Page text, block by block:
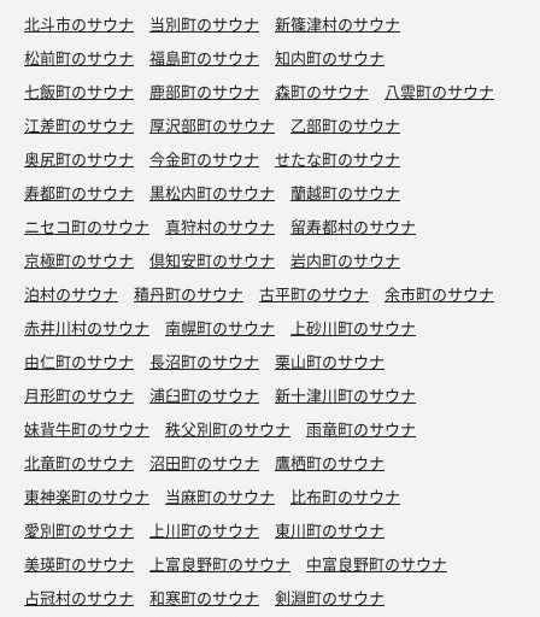
北斗市のサウナ
当別町のサウナ
新篠津村のサウナ
松前町のサウナ
福島町のサウナ
知内町のサウナ
七飯町のサウナ
鹿部町のサウナ 森町のサウナ
八雲町のサウナ
江差町のサウナ
厚沢部町のサウナ
乙部町のサウナ
奥尻町のサウナ
今金町のサウナ
せたな町のサウナ
寿都町のサウナ
黒松内町のサウナ
蘭越町のサウナ
ニセコ町のサウナ
真狩村のサウナ
留寿都村のサウナ
京極町のサウナ
倶知安町のサウナ
岩内町のサウナ
泊村のサウナ
積丹町のサウナ 古平町のサウナ
余市町のサウナ
赤井川村のサウナ
南幌町のサウナ
上砂川町のサウナ
由仁町のサウナ
長沼町のサウナ
栗山町のサウナ
月形町のサウナ
浦臼町のサウナ
新十津川町のサウナ
妹背牛町のサウナ
秩父別町のサウナ
雨竜町のサウナ
北竜町のサウナ
沼田町のサウナ
鷹栖町のサウナ
東神楽町のサウナ
当麻町のサウナ
比布町のサウナ
愛別町のサウナ
上川町のサウナ
東川町のサウナ
美瑛町のサウナ
上富良野町のサウナ
中富良野町のサウナ
占冠村のサウナ
和寒町のサウナ
剣淵町のサウナ